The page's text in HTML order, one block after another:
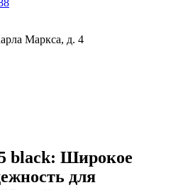
Маркса, д. 4
black: Широкое
для